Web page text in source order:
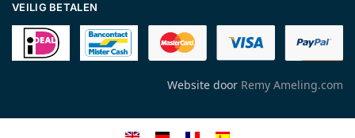
VEILIG BETALEN
Website door Remy Ameling.com